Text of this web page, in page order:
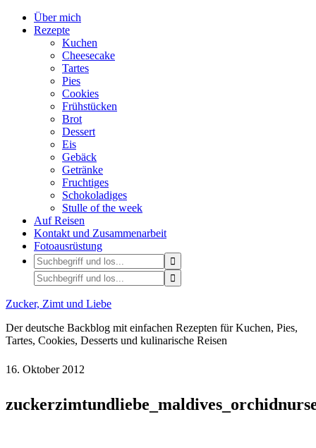
Über mich
Rezepte
Kuchen
Cheesecake
Tartes
Pies
Cookies
Frühstücken
Brot
Dessert
Eis
Gebäck
Getränke
Fruchtiges
Schokoladiges
Stulle of the week
Auf Reisen
Kontakt und Zusammenarbeit
Fotoausrüstung
Zucker, Zimt und Liebe
Der deutsche Backblog mit einfachen Rezepten für Kuchen, Pies,
Tartes, Cookies, Desserts und kulinarische Reisen
16. Oktober 2012